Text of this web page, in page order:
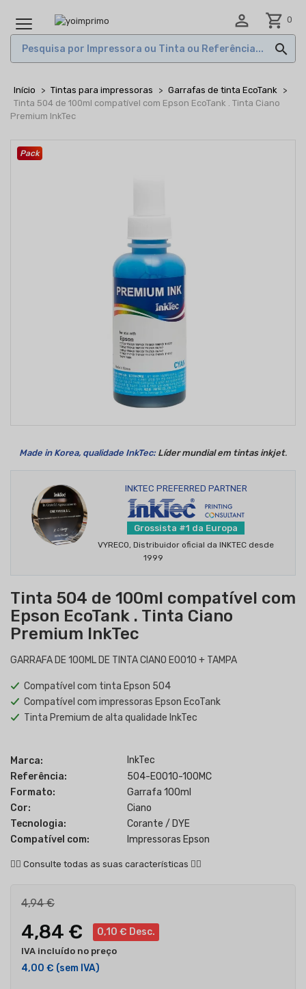
MENU
 shopping_cart 0

Início Tintas para impressoras
Garrafas de tinta EcoTank
Tinta 504 de 100ml compatível com Epson EcoTank . Tinta Ciano
Premium InkTec
Pack
Made in Korea, qualidade InkTec: Líder mundial em tintas inkjet.
INKTEC PREFERRED PARTNER
Grossista #1 da Europa
VYRECO, Distribuidor oficial da INKTEC desde
1999
Tinta 504 de 100ml compatível com
Epson EcoTank . Tinta Ciano
Premium InkTec
GARRAFA DE 100ML DE TINTA CIANO E0010 + TAMPA
Compatível com tinta Epson 504
Compatível com impressoras Epson EcoTank
Tinta Premium de alta qualidade InkTec
Marca:
InkTec
Referência:
504-E0010-100MC
Formato:
Garrafa 100ml
Cor:
Ciano
Tecnologia:
Corante / DYE
Compatível com:
Impressoras Epson
👇🏻 Consulte todas as suas características 👇🏻
4,94 €
4,84 € 0,10 € Desc.
IVA incluído no preço
4,00 € (sem IVA)